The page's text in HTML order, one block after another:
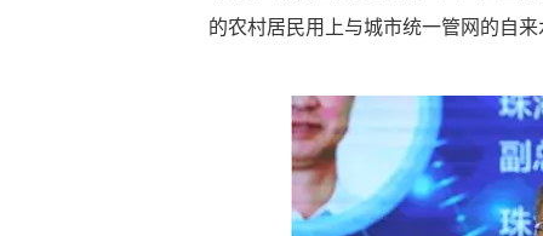
的农村居民用上与城市统一管网的自